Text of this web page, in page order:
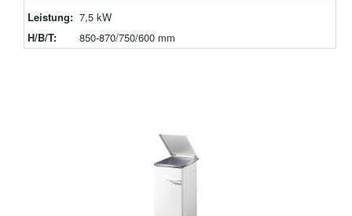
Leistung: 7,5 kW
H/B/T:
850-870/750/600 mm